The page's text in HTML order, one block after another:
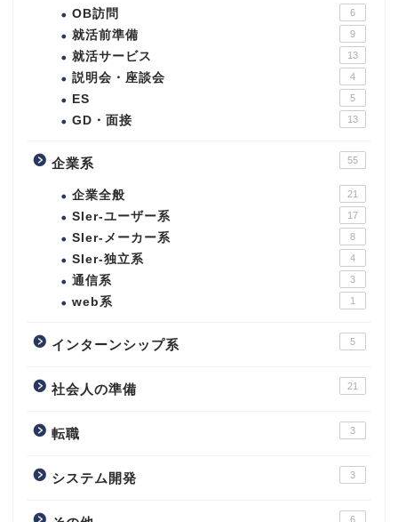
OB訪問 6
就活前準備 9
就活サービス 13
説明会・座談会 4
ES 5
GD・面接 13
企業系 55
企業全般 21
SIer-ユーザー系 17
SIer-メーカー系 8
SIer-独立系 4
通信系 3
web系 1
インターンシップ系 5
社会人の準備 21
転職 3
システム開発 3
6